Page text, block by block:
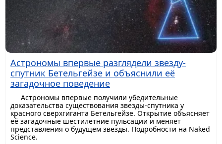
Астрономы впервые разглядели звезду-
спутник Бетельгейзе и объяснили её
загадочное поведение
Астрономы впервые получили убедительные
доказательства существования звезды-спутника у
красного сверхгиганта Бетельгейзе. Открытие объясняет
её загадочные шестилетние пульсации и меняет
представления о будущем звезды. Подробности на Naked
Science.